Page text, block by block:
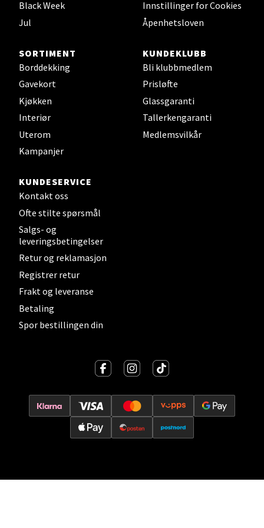
Black Week
Jul
Innstillinger for Cookies
Åpenhetsloven
SORTIMENT
Borddekking
Gavekort
Kjøkken
Interiør
Uterom
Kampanjer
KUNDEKLUBB
Bli klubbmedlem
Prisløfte
Glassgaranti
Tallerkengaranti
Medlemsvilkår
KUNDESERVICE
Kontakt oss
Ofte stilte spørsmål
Salgs- og
leveringsbetingelser
Retur og reklamasjon
Registrer retur
Frakt og leveranse
Betaling
Spor bestillingen din
Velg
Sunndalsøra - Alti Sunndal
Alti Sunndal, Sunndalsveien 17, 6600 Sunndalsøra
Åpent i dag 10-19
0 i butikk
Jessheim - Thon Senter Jessheim
Storgata 6, 2050 Jessheim
Åpent i dag 10-21
0 i butikk
Kristiansand - Thon
Barstølveien 31, 4636 Kristiansand
Åpent i dag 10-21
Velg